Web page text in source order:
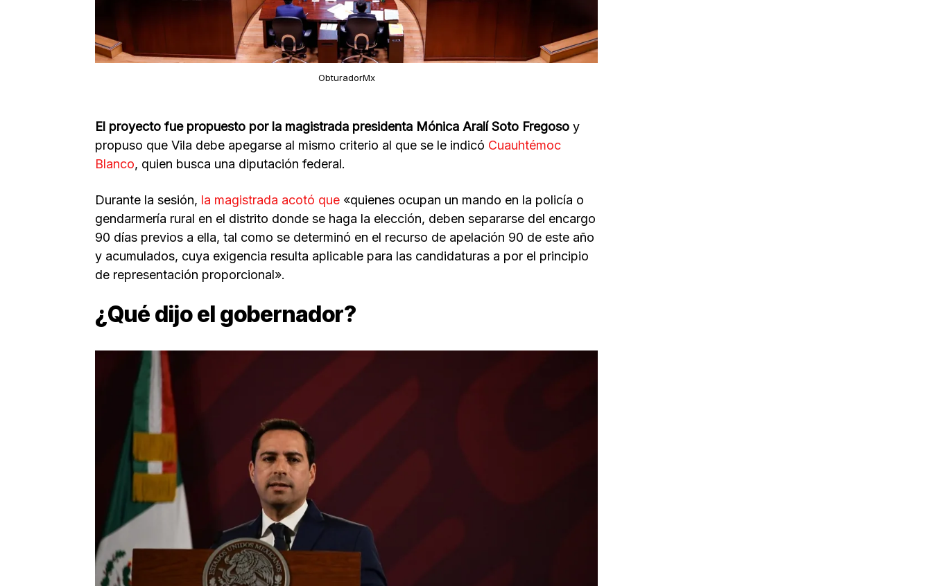
ObturadorMx
El proyecto fue propuesto por la magistrada presidenta Mónica Aralí Soto Fregoso y
propuso que Vila debe apegarse al mismo criterio al que se le indicó Cuauhtémoc
Blanco, quien busca una diputación federal.
Durante la sesión, la magistrada acotó que «quienes ocupan un mando en la policía o
gendarmería rural en el distrito donde se haga la elección, deben separarse del encargo
90 días previos a ella, tal como se determinó en el recurso de apelación 90 de este año
y acumulados, cuya exigencia resulta aplicable para las candidaturas a por el principio
de representación proporcional».
¿Qué dijo el gobernador?